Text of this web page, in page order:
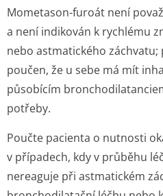
Mometason-furoát není
a není indikován k rychlému
nebo astmatického
poučen, že u sebe má mít
působícím
potřeby.
Poučte pacienta o nutnosti
v případech, kdy v průběhu
nereaguje při astmatickém